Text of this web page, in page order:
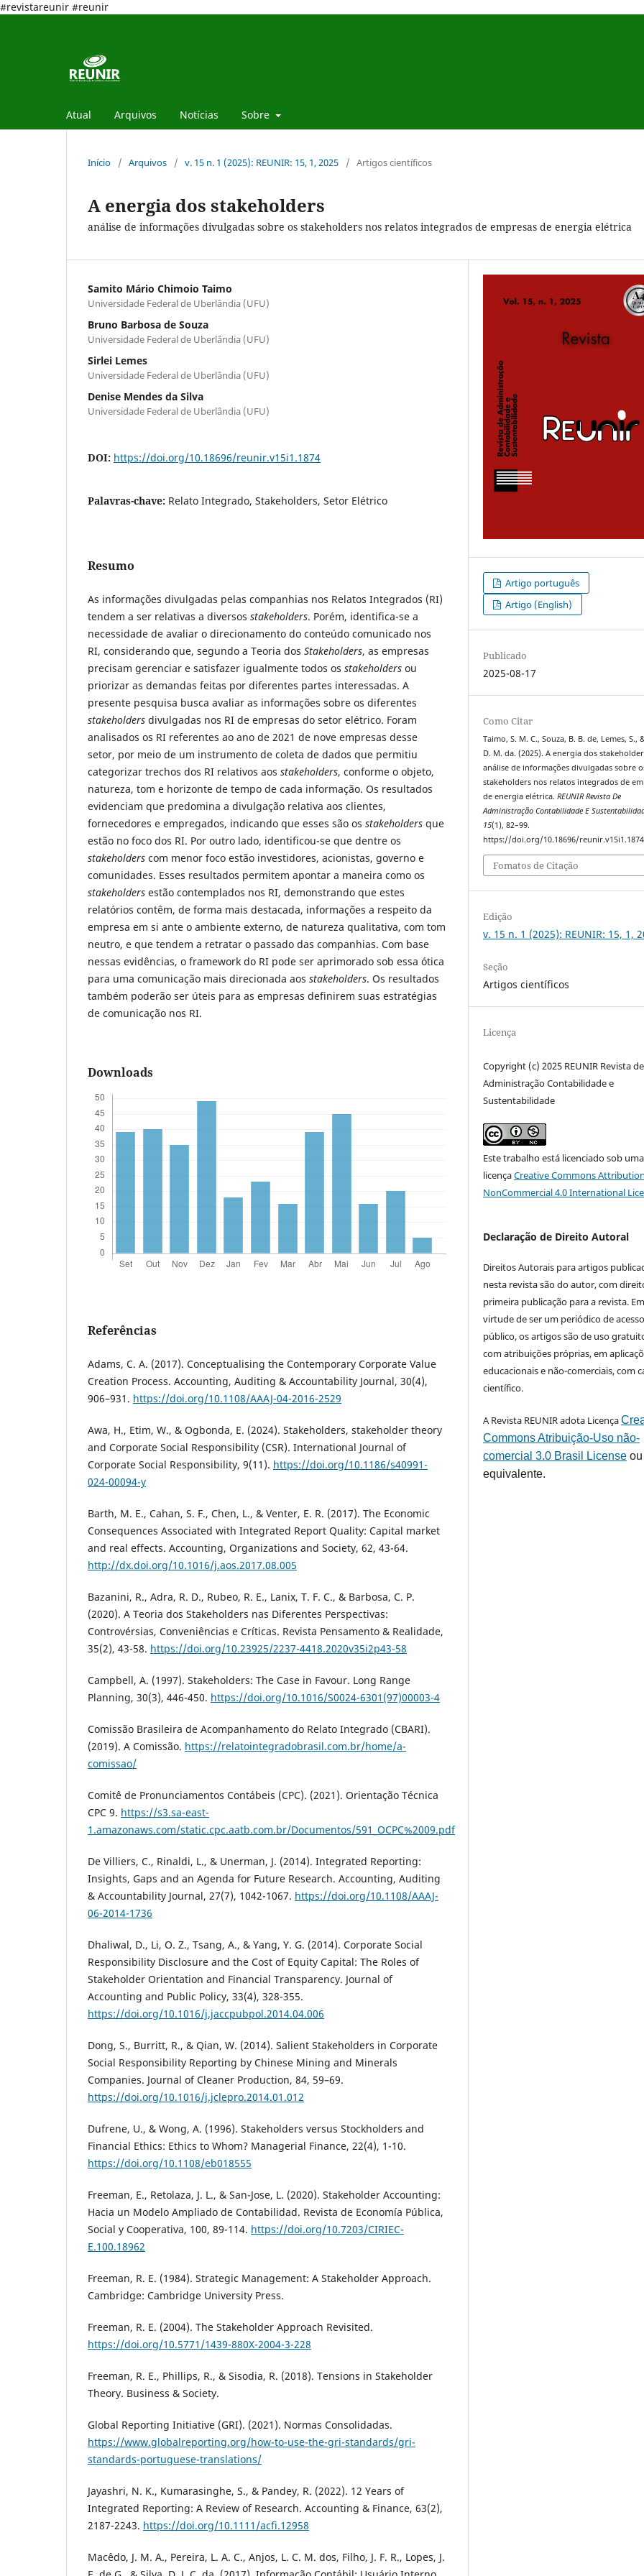
#revistareunir #reunir
Atual Arquivos Notícias Sobre
Início / Arquivos / v. 15 n. 1 (2025): REUNIR: 15, 1, 2025 / Artigos científicos
A energia dos stakeholders
análise de informações divulgadas sobre os stakeholders nos relatos integrados de empresas de energia elétrica
Samito Mário Chimoio Taimo
Universidade Federal de Uberlândia (UFU)
Bruno Barbosa de Souza
Universidade Federal de Uberlândia (UFU)
Sirlei Lemes
Universidade Federal de Uberlândia (UFU)
Denise Mendes da Silva
Universidade Federal de Uberlândia (UFU)
DOI: https://doi.org/10.18696/reunir.v15i1.1874
Palavras-chave: Relato Integrado, Stakeholders, Setor Elétrico
Resumo
As informações divulgadas pelas companhias nos Relatos Integrados (RI)
tendem a ser relativas a diversos stakeholders. Porém, identifica-se a
necessidade de avaliar o direcionamento do conteúdo comunicado nos
RI, considerando que, segundo a Teoria dos Stakeholders, as empresas
precisam gerenciar e satisfazer igualmente todos os stakeholders ou
priorizar as demandas feitas por diferentes partes interessadas. A
presente pesquisa busca avaliar as informações sobre os diferentes
stakeholders divulgadas nos RI de empresas do setor elétrico. Foram
analisados os RI referentes ao ano de 2021 de nove empresas desse
setor, por meio de um instrumento de coleta de dados que permitiu
categorizar trechos dos RI relativos aos stakeholders, conforme o objeto,
natureza, tom e horizonte de tempo de cada informação. Os resultados
evidenciam que predomina a divulgação relativa aos clientes,
fornecedores e empregados, indicando que esses são os stakeholders que
estão no foco dos RI. Por outro lado, identificou-se que dentre os
stakeholders com menor foco estão investidores, acionistas, governo e
comunidades. Esses resultados permitem apontar a maneira como os
stakeholders estão contemplados nos RI, demonstrando que estes
relatórios contêm, de forma mais destacada, informações a respeito da
empresa em si ante o ambiente externo, de natureza qualitativa, com tom
neutro, e que tendem a retratar o passado das companhias. Com base
nessas evidências, o framework do RI pode ser aprimorado sob essa ótica
para uma comunicação mais direcionada aos stakeholders. Os resultados
também poderão ser úteis para as empresas definirem suas estratégias
de comunicação nos RI.
Downloads
Referências
Adams, C. A. (2017). Conceptualising the Contemporary Corporate Value
Creation Process. Accounting, Auditing & Accountability Journal, 30(4),
906–931. https://doi.org/10.1108/AAAJ-04-2016-2529
Awa, H., Etim, W., & Ogbonda, E. (2024). Stakeholders, stakeholder theory
and Corporate Social Responsibility (CSR). International Journal of
Corporate Social Responsibility, 9(11). https://doi.org/10.1186/s40991-
024-00094-y
Barth, M. E., Cahan, S. F., Chen, L., & Venter, E. R. (2017). The Economic
Consequences Associated with Integrated Report Quality: Capital market
and real effects. Accounting, Organizations and Society, 62, 43-64.
http://dx.doi.org/10.1016/j.aos.2017.08.005
Bazanini, R., Adra, R. D., Rubeo, R. E., Lanix, T. F. C., & Barbosa, C. P.
(2020). A Teoria dos Stakeholders nas Diferentes Perspectivas:
Controvérsias, Conveniências e Críticas. Revista Pensamento & Realidade,
35(2), 43-58. https://doi.org/10.23925/2237-4418.2020v35i2p43-58
Campbell, A. (1997). Stakeholders: The Case in Favour. Long Range
Planning, 30(3), 446-450. https://doi.org/10.1016/S0024-6301(97)00003-4
Comissão Brasileira de Acompanhamento do Relato Integrado (CBARI).
(2019). A Comissão. https://relatointegradobrasil.com.br/home/a-
comissao/
Comitê de Pronunciamentos Contábeis (CPC). (2021). Orientação Técnica
CPC 9. https://s3.sa-east-
1.amazonaws.com/static.cpc.aatb.com.br/Documentos/591_OCPC%2009.pdf
De Villiers, C., Rinaldi, L., & Unerman, J. (2014). Integrated Reporting:
Insights, Gaps and an Agenda for Future Research. Accounting, Auditing
& Accountability Journal, 27(7), 1042-1067. https://doi.org/10.1108/AAAJ-
06-2014-1736
Dhaliwal, D., Li, O. Z., Tsang, A., & Yang, Y. G. (2014). Corporate Social
Responsibility Disclosure and the Cost of Equity Capital: The Roles of
Stakeholder Orientation and Financial Transparency. Journal of
Accounting and Public Policy, 33(4), 328-355.
https://doi.org/10.1016/j.jaccpubpol.2014.04.006
Dong, S., Burritt, R., & Qian, W. (2014). Salient Stakeholders in Corporate
Social Responsibility Reporting by Chinese Mining and Minerals
Companies. Journal of Cleaner Production, 84, 59–69.
https://doi.org/10.1016/j.jclepro.2014.01.012
Dufrene, U., & Wong, A. (1996). Stakeholders versus Stockholders and
Financial Ethics: Ethics to Whom? Managerial Finance, 22(4), 1-10.
https://doi.org/10.1108/eb018555
Freeman, E., Retolaza, J. L., & San-Jose, L. (2020). Stakeholder Accounting:
Hacia un Modelo Ampliado de Contabilidad. Revista de Economía Pública,
Social y Cooperativa, 100, 89-114. https://doi.org/10.7203/CIRIEC-
E.100.18962
Freeman, R. E. (1984). Strategic Management: A Stakeholder Approach.
Cambridge: Cambridge University Press.
Freeman, R. E. (2004). The Stakeholder Approach Revisited.
https://doi.org/10.5771/1439-880X-2004-3-228
Freeman, R. E., Phillips, R., & Sisodia, R. (2018). Tensions in Stakeholder
Theory. Business & Society.
Global Reporting Initiative (GRI). (2021). Normas Consolidadas.
https://www.globalreporting.org/how-to-use-the-gri-standards/gri-
standards-portuguese-translations/
Jayashri, N. K., Kumarasinghe, S., & Pandey, R. (2022). 12 Years of
Integrated Reporting: A Review of Research. Accounting & Finance, 63(2),
2187-2243. https://doi.org/10.1111/acfi.12958
Macêdo, J. M. A., Pereira, L. A. C., Anjos, L. C. M. dos, Filho, J. F. R., Lopes, J.
Artigo português
Artigo (English)
Publicado
2025-08-17
Como Citar
Taimo, S. M. C., Souza, B. B. de, Lemes, S.,
D. M. da. (2025). A energia dos
análise de informações divulgadas sobre
stakeholders nos relatos integrados de
de energia elétrica.REUNIR Revista De
Administração Contabilidade E
15(1), 82–99.
https://doi.org/10.18696/reunir.v15i1.1874
Fomatos de Citação
Edição
v. 15 n. 1 (2025): REUNIR: 15, 1,
Seção
Artigos científicos
Licença
Copyright (c) 2025 REUNIR Revista de
Administração Contabilidade e
Sustentabilidade
Este trabalho está licenciado sob uma
licençaCreative Commons
NonCommercial 4.0 International
Declaração de Direito Autoral
Direitos Autorais para artigos
nesta revista são do autor, com
primeira publicação para a revista. Em
virtude de ser um periódico de acesso
público, os artigos são de uso
com atribuições próprias, em
educacionais e não-comerciais, com
científico.
A Revista REUNIR adota Licença
Commons Atribuição-Uso não-
comercial 3.0 Brasil License
equivalente.